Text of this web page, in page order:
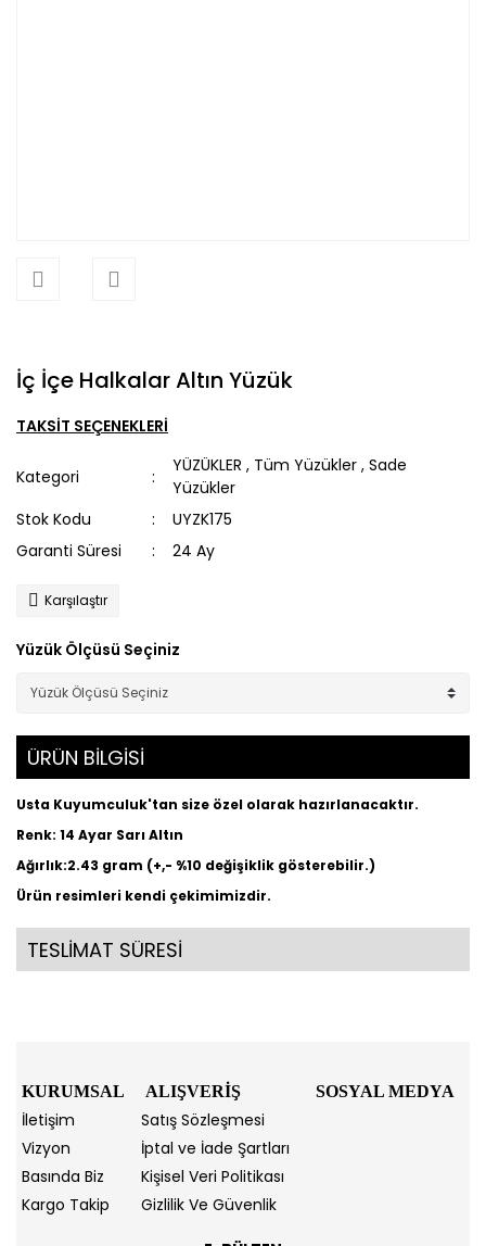
İç İçe Halkalar Altın Yüzük
TAKSİT SEÇENEKLERİ
Kategori
YÜZÜKLER , Tüm Yüzükler ,Sade
Yüzükler
Stok Kodu
UYZK175
Garanti Süresi
24 Ay
Karşılaştır
Yüzük Ölçüsü Seçiniz
ÜRÜN BİLGİSİ
Usta Kuyumculuk'tan size özel olarak hazırlanacaktır.
Renk: 14 Ayar Sarı Altın
Ağırlık:2.43 gram (+,- %10 değişiklik gösterebilir.)
Ürün resimleri kendi çekimimizdir.
TESLİMAT SÜRESİ
KURUMSAL ALIŞVERİŞ SOSYAL MEDYA
İletişim
Satış Sözleşmesi
Vizyon
İptal ve İade Şartları
Basında Biz
Kişisel Veri Politikası
Kargo Takip
Gizlilik Ve Güvenlik